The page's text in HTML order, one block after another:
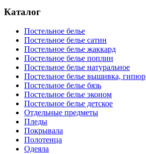
Каталог
Постельное белье
Постельное белье сатин
Постельное белье жаккард
Постельное белье поплин
Постельное белье натуральное
Постельное белье вышивка, гипюр
Постельное белье бязь
Постельное белье эконом
Постельное белье детское
Отдельные предметы
Пледы
Покрывала
Полотенца
Одеяла